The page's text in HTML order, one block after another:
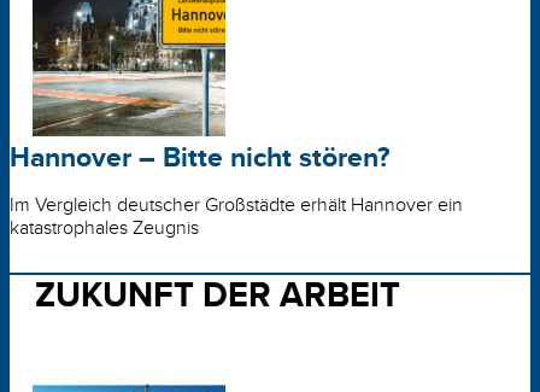
Hannover – Bitte nicht stören?
Im Vergleich deutscher Großstädte erhält Hannover ein
katastrophales Zeugnis
ZUKUNFT DER ARBEIT